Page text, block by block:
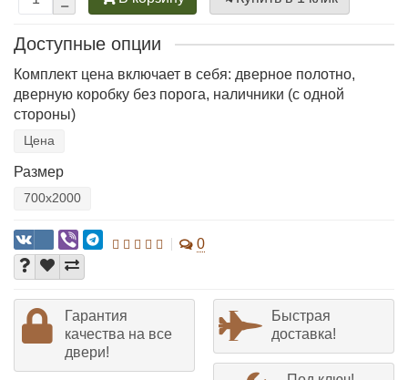
Доступные опции
Комплект цена включает в себя: дверное полотно,
дверную коробку без порога, наличники (с одной
стороны)
Цена
Размер
700x2000
0
Гарантия
качества на все
двери!
Быстрая
доставка!